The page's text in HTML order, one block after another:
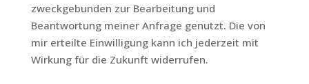
zweckgebunden zur Bearbeitung und
Beantwortung meiner Anfrage genutzt. Die von
mir erteilte Einwilligung kann ich jederzeit mit
Wirkung für die Zukunft widerrufen.